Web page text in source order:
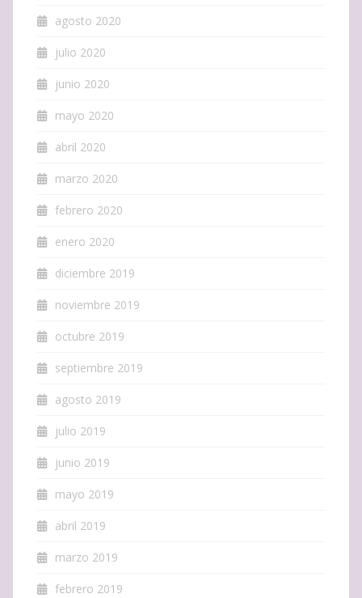
agosto 2020
julio 2020
junio 2020
mayo 2020
abril 2020
marzo 2020
febrero 2020
enero 2020
diciembre 2019
noviembre 2019
octubre 2019
septiembre 2019
agosto 2019
julio 2019
junio 2019
mayo 2019
abril 2019
marzo 2019
febrero 2019